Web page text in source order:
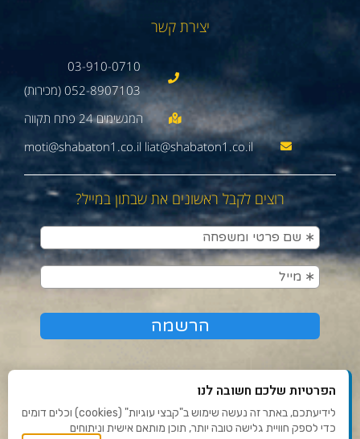
יצירת קשר
03-910-0710
052-8907103 (מכירות)
moti@shabaton1.co.il liat@shabaton1.co.il
רוצים לקבל ראשונים את שבתון במייל?
תנאי שימוש ומדיניות פרטיות
הפרטיות שלכם חשובה לנו
לידיעתכם, באתר זה נעשה שימוש ב"קבצי עוגיות" (cookies) וכלים דומים
כדי לספק חוויית גלישה טובה יותר, תוכן מותאם אישית וניתוחים